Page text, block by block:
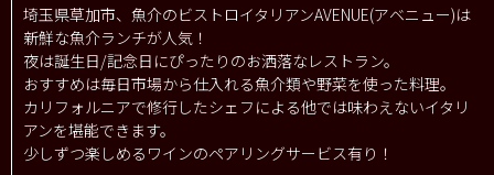
埼玉県草加市、魚介のビストロイタリアンAVENUE(アベニュー)は
新鮮な魚介ランチが人気！
夜は誕生日/記念日にぴったりのお洒落なレストラン。
おすすめは毎日市場から仕入れる魚介類や野菜を使った料理。
カリフォルニアで修行したシェフによる他では味わえないイタリ
アンを堪能できます。
少しずつ楽しめるワインのペアリングサービス有り！